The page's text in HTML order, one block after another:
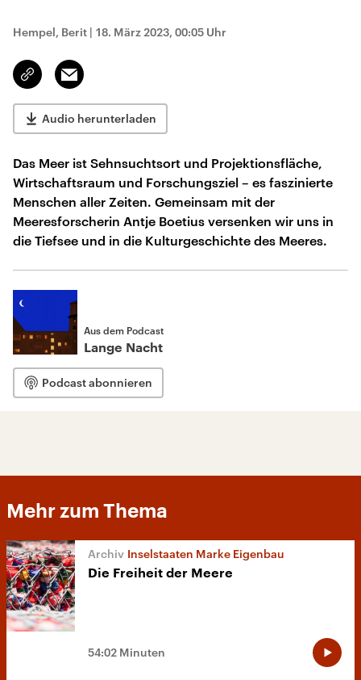
Hempel, Berit | 18. März 2023, 00:05 Uhr
Link
kopieren/teilen
Email
Audio herunterladen
Das Meer ist Sehnsuchtsort und Projektionsfläche,
Wirtschaftsraum und Forschungsziel – es faszinierte
Menschen aller Zeiten. Gemeinsam mit der
Meeresforscherin Antje Boetius versenken wir uns in
die Tiefsee und in die Kulturgeschichte des Meeres.
Aus dem Podcast
Lange Nacht
Podcast abonnieren
Mehr zum Thema
Inselstaaten Marke Eigenbau
Die Freiheit der Meere
54:02 Minuten